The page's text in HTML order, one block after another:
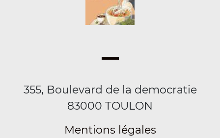
355, Boulevard de la democratie
83000 TOULON
Mentions légales